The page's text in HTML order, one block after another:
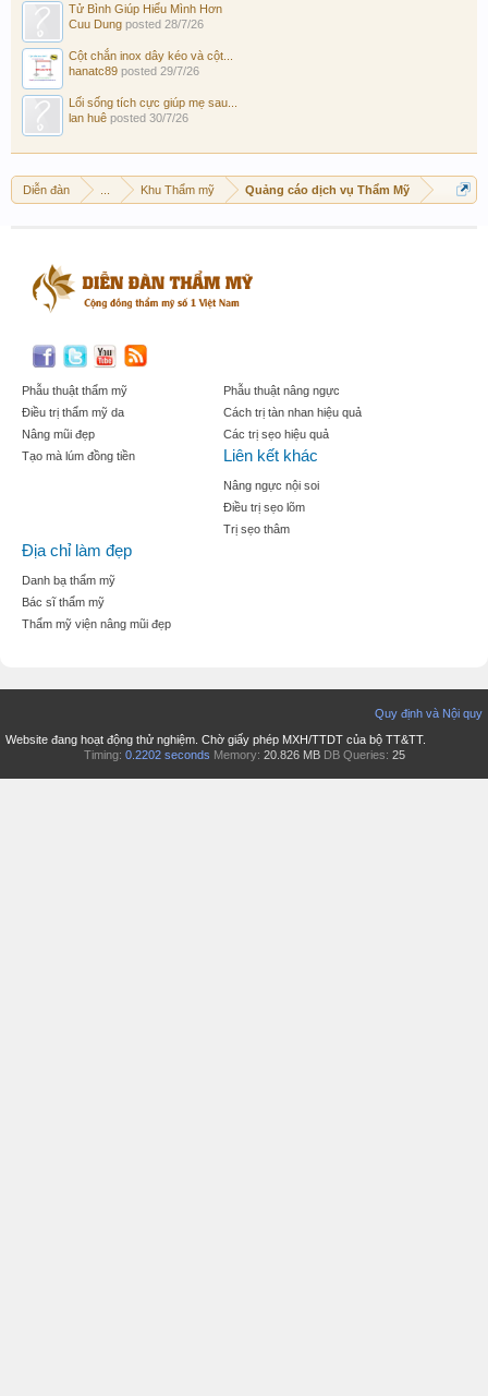
Tử Bình Giúp Hiểu Mình Hơn
Cuu Dung posted 28/7/26
Cột chắn inox dây kéo và cột...
hanatc89 posted 29/7/26
Lối sống tích cực giúp mẹ sau...
lan huê posted 30/7/26
Diễn đàn Khu Thẩm mỹ Quảng cáo dịch vụ Thẩm Mỹ
Phẫu thuật thẩm mỹ
Điều trị thẩm mỹ da
Nâng mũi đẹp
Tạo mà lúm đồng tiền
Phẫu thuật nâng ngực
Cách trị tàn nhan hiệu quả
Các trị sẹo hiệu quả
Liên kết khác
Nâng ngực nội soi
Điều trị sẹo lõm
Trị sẹo thâm
Địa chỉ làm đẹp
Danh bạ thẩm mỹ
Bác sĩ thẩm mỹ
Thẩm mỹ viện nâng mũi đẹp
Quy định và Nội quy
Website đang hoạt động thử nghiệm. Chờ giấy phép MXH/TTDT của bộ TT&TT.
Timing: 0.2202 seconds Memory: 20.826 MB DB Queries: 25